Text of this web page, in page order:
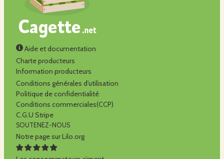
Aide et documentation
Charte producteurs
Information producteurs
Conditions générales d'utilisation
Politique de confidentialité
Conditions commerciales(CCP)
C.G.U Stripe
SOUTENEZ-NOUS
Notre page sur Lilo.org